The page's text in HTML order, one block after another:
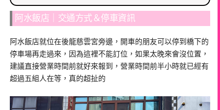
阿水飯店｜交通方式＆停車資訊
阿水飯店就位在後龍慈雲宮旁邊，開車的朋友可以停到橋下的
停車場再走過來，因為這裡不能訂位，如果太晚來會沒位置，
建議直接營業時間前就好來報到，營業時間前半小時就已經有
超過五組人在等，真的超扯的